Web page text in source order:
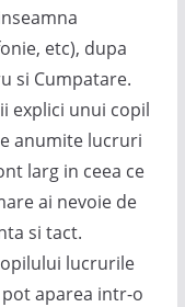
etc), dupa
si Cumpatare.
explici unui copil
anumite lucruri
larg in ceea ce
ai nevoie de
si tact.
lucrurile
aparea intr-o